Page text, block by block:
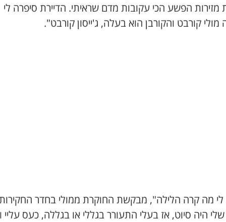
מזירות הפשע הכי עקובות מדם שראיתי. הדיירת סיפרה לי
קורבט והקורבן הוא בעלה, ג'ייסון קורבט".
לי מה קרה הלילה", מבקשת החוקרת ממולי בחדר
היה סיוט, אז בעלי התעורר בגללי או בגללה, כעס עליי